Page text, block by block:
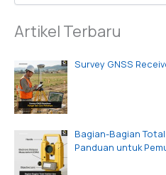
Artikel Terbaru
Survey GNSS
Bagian-Bagian
Panduan untuk